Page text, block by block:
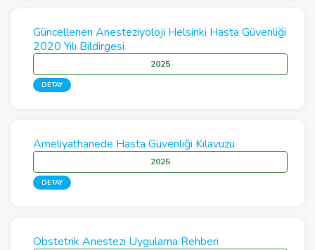
Güncellenen Anesteziyoloji Helsinki Hasta Güvenliği
2020 Yılı Bildirgesi
2025
DETAY
Ameliyathanede Hasta Güvenliği Kılavuzu
2025
DETAY
Obstetrik Anestezi Uygulama Rehberi